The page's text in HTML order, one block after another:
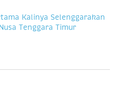
Kalinya Selenggarakan
Tenggara Timur